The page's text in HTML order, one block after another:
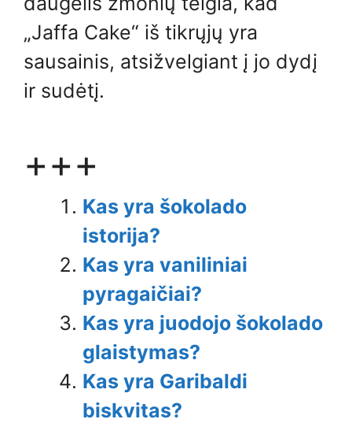
„Jaffa Cake“ iš tikrųjų yra
sausainis, atsižvelgiant į jo dydį
ir sudėtį.
+++
Kas yra šokolado
istorija?
Kas yra vaniliniai
pyragaičiai?
Kas yra juodojo šokolado
glaistymas?
Kas yra Garibaldi
biskvitas?